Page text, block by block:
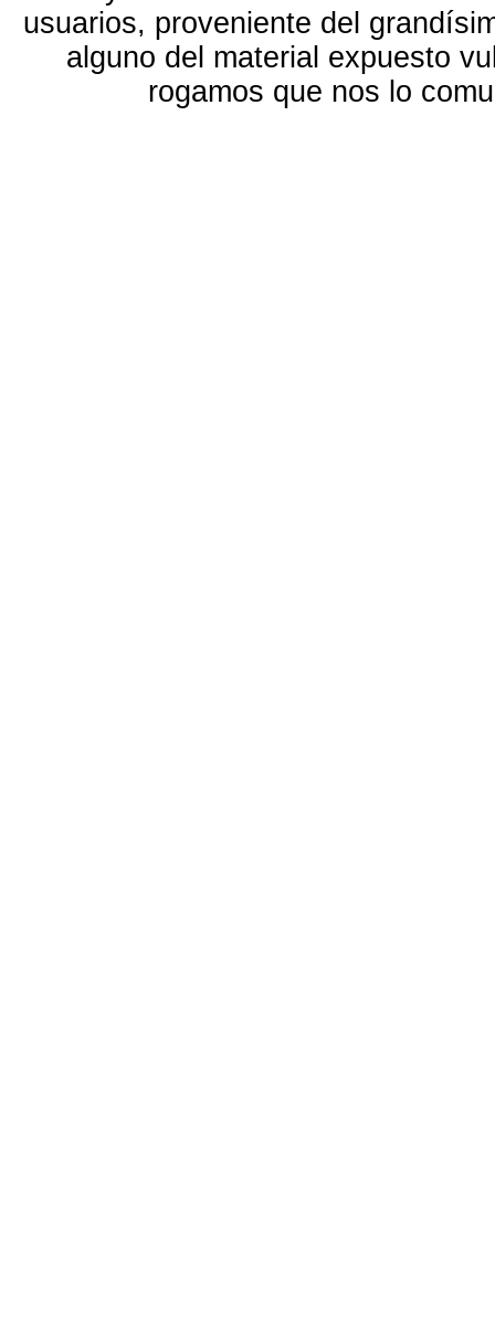
usuarios, proveniente del
alguno del material expuesto
rogamos que nos lo